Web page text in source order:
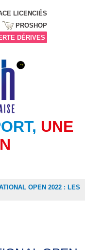
LICENCIÉS
PROSHOP
DÉRIVES
UNE
OPEN 2022 : LES